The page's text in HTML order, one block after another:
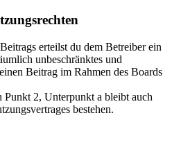
erteilst du dem Betreiber ein
unbeschränktes und
Beitrag im Rahmen des Boards
Punkt 2, Unterpunkt a bleibt auch
bestehen.